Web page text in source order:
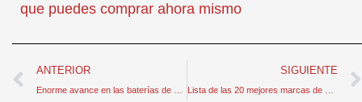
que puedes comprar ahora mismo
Anterior
ANTERIOR
Enorme avance en las baterías de estado sólido fabricadas con cerámica
SIGUIENTE
Lista de las 20 mejores marcas de bicicletas de carretera del mundo